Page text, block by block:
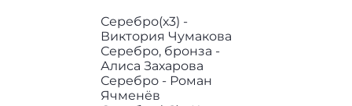
Серебро(х3) -
Виктория Чумакова
Серебро, бронза -
Алиса Захарова
Серебро - Роман
Ячменёв